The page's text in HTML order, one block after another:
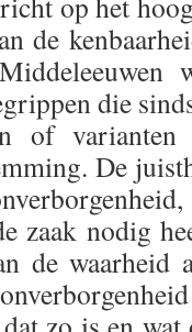
de
die
of
De
zaak nodig
de waarheid